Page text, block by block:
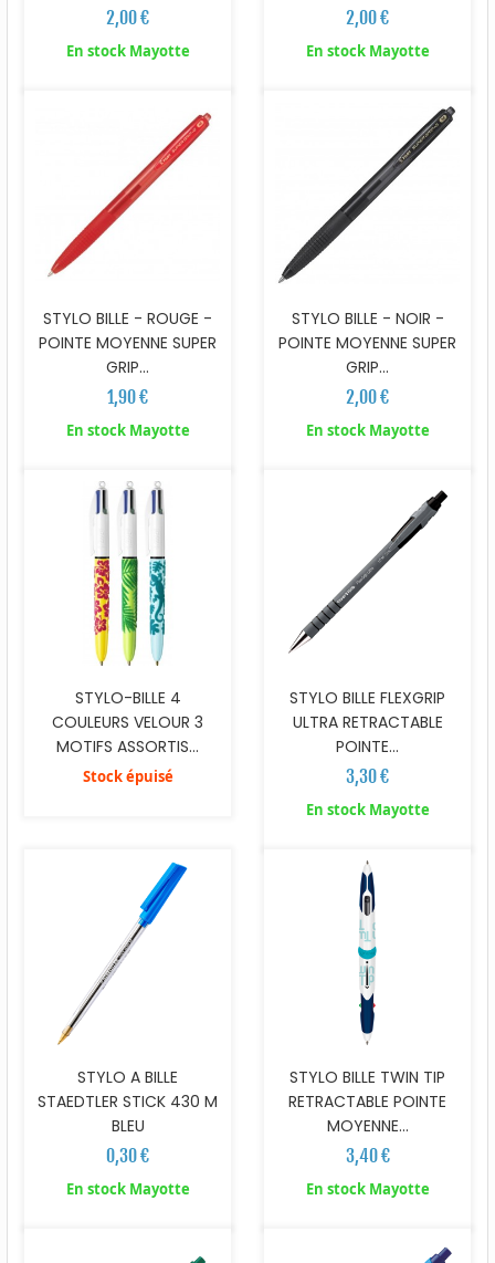
2,00 €
En stock Mayotte
2,00 €
En stock Mayotte
STYLO BILLE - ROUGE -
POINTE MOYENNE SUPER
GRIP...
1,90 €
En stock Mayotte
STYLO BILLE - NOIR -
POINTE MOYENNE SUPER
GRIP...
2,00 €
En stock Mayotte
STYLO-BILLE 4
COULEURS VELOUR 3
MOTIFS ASSORTIS...
Stock épuisé
STYLO BILLE FLEXGRIP
ULTRA RETRACTABLE
POINTE...
3,30 €
En stock Mayotte
STYLO A BILLE
STAEDTLER STICK 430 M
BLEU
0,30 €
En stock Mayotte
STYLO BILLE TWIN TIP
RETRACTABLE POINTE
MOYENNE...
3,40 €
En stock Mayotte